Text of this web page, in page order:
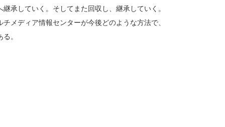
承していく。そしてまた回収し、継承していく。
メディア情報センターが今後どのような方法で、
。